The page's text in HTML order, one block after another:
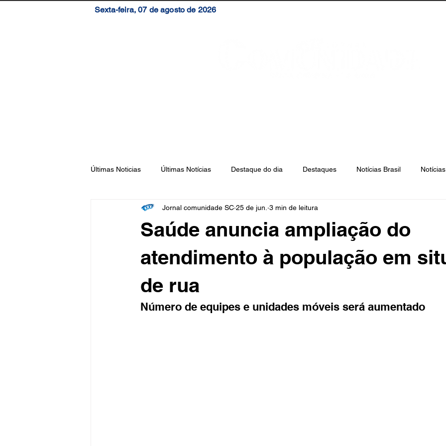
Sexta-feira, 07 de agosto de 2026
Últimas Noticias Últimas Notícias Destaque do dia Destaques Notícias Brasil
Florianópolis São José Biguaçu Palhoça
Saúde anuncia ampliação do
atendimento à população em
de rua
Jornal comunidade SC 25 de jun. 3 min de leitura
Número de equipes e unidades móveis será aumentado